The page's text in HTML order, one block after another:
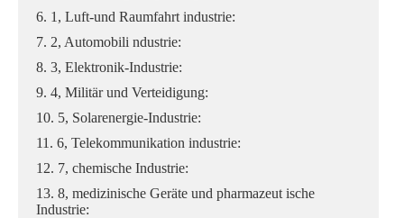
6. 1, Luft-und Raumfahrt industrie:
7. 2, Automobili ndustrie:
8. 3, Elektronik-Industrie:
9. 4, Militär und Verteidigung:
10. 5, Solarenergie-Industrie:
11. 6, Telekommunikation industrie:
12. 7, chemische Industrie:
13. 8, medizinische Geräte und pharmazeut ische
Industrie: